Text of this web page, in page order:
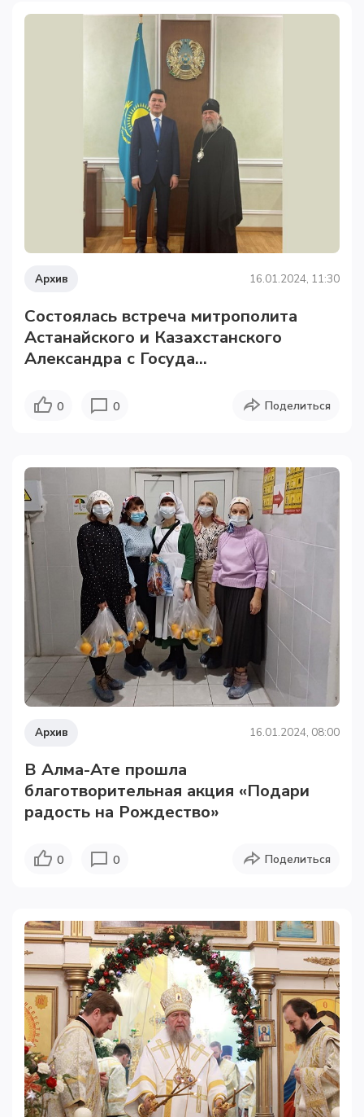
Архив 16.01.2024, 11:30
Состоялась встреча митрополита
Астанайского и Казахстанского
Александра с Госуда...
0 0 Поделиться
Архив 16.01.2024, 08:00
В Алма-Ате прошла
благотворительная акция «Подари
радость на Рождество»
0 0 Поделиться